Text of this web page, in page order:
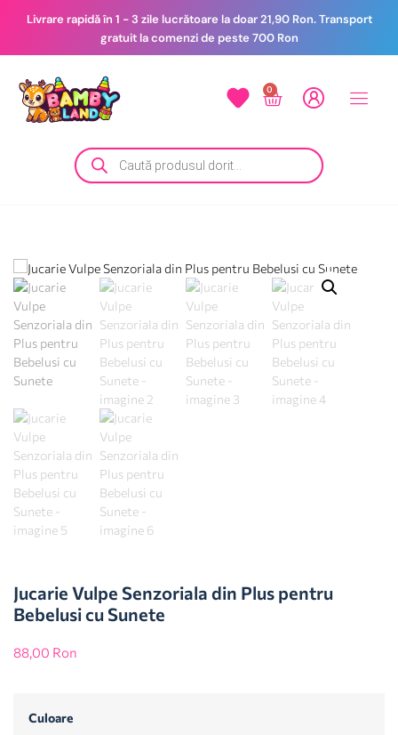
Livrare rapidă în 1 - 3 zile lucrătoare la doar 21,90 Ron. Transport
gratuit la comenzi de peste 700 Ron
0
Jucarie Vulpe Senzoriala din Plus pentru
Bebelusi cu Sunete
88,00 Ron
Culoare